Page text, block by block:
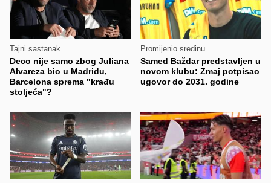
Tajni sastanak
Deco nije samo zbog Juliana
Alvareza bio u Madridu,
Barcelona sprema "krađu
stoljeća"?
Promijenio sredinu
Samed Baždar predstavljen u
novom klubu: Zmaj potpisao
ugovor do 2031. godine